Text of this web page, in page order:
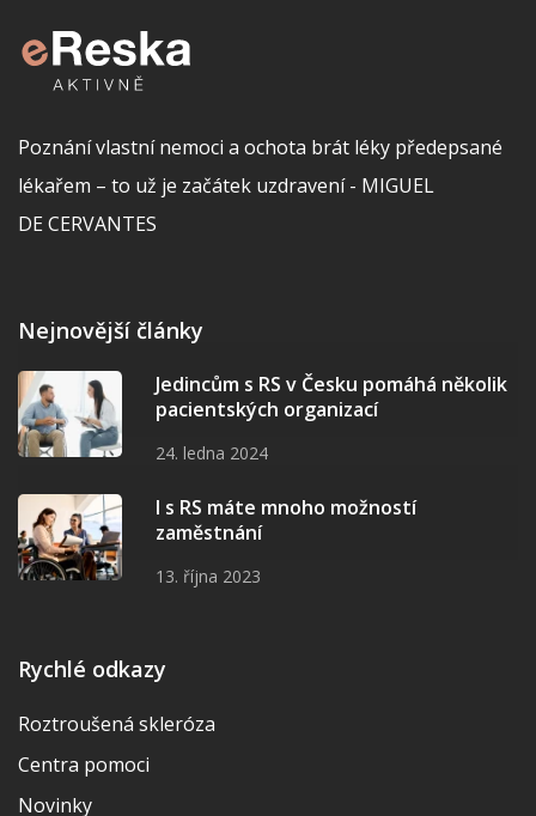
Poznání vlastní nemoci a ochota brát léky předepsané
lékařem – to už je začátek uzdravení - MIGUEL
DE CERVANTES
Nejnovější články
Jedincům s RS v Česku pomáhá několik
pacientských organizací
24. ledna 2024
I s RS máte mnoho možností
zaměstnání
13. října 2023
Rychlé odkazy
Roztroušená skleróza
Centra pomoci
Novinky